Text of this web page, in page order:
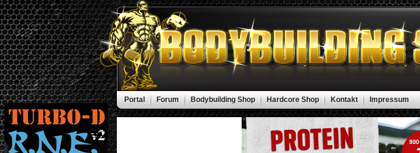
Portal Forum Bodybuilding Shop Hardcore Shop Kontakt Impressum